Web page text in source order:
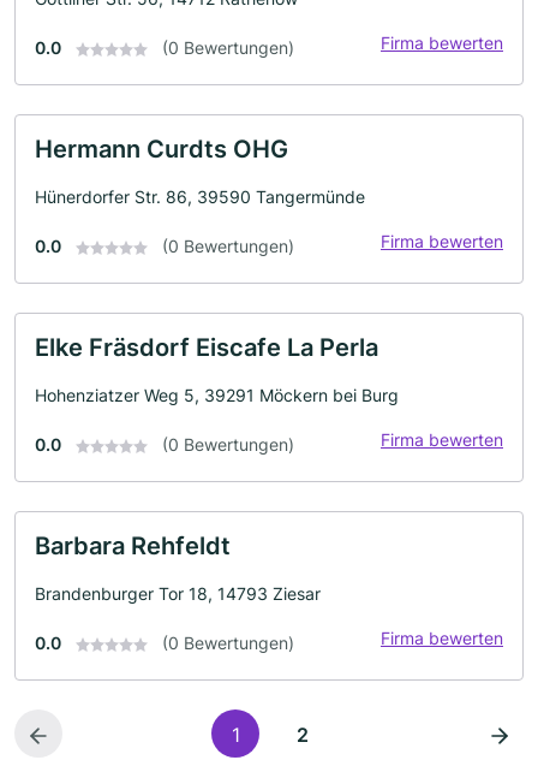
0.0 (0 Bewertungen) Firma bewerten
Hermann Curdts OHG
Hünerdorfer Str. 86, 39590 Tangermünde
0.0 (0 Bewertungen) Firma bewerten
Elke Fräsdorf Eiscafe La Perla
Hohenziatzer Weg 5, 39291 Möckern bei Burg
0.0 (0 Bewertungen) Firma bewerten
Barbara Rehfeldt
Brandenburger Tor 18, 14793 Ziesar
0.0 (0 Bewertungen) Firma bewerten
1 2